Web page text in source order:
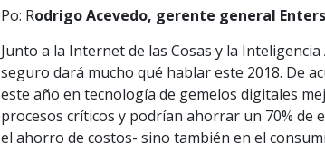
Po: Rodrigo Acevedo, gerente general
Junto a la Internet de las Cosas y la
seguro dará mucho qué hablar este 2018. De
este año en tecnología de gemelos digitales
procesos críticos y podrían ahorrar un 70%
el ahorro de costos- sino también en el